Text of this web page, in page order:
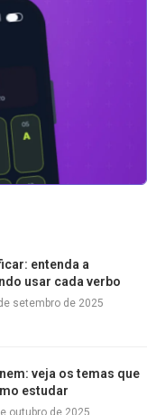
entenda a
usar cada verbo
setembro de 2025
veja os temas que
estudar